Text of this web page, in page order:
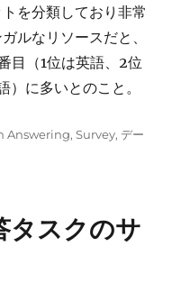
を分類しており非常
ルなリソースだと、
目（1位は英語、2位
）に多いとのこと。
Answering,Survey,デー
タスクのサ